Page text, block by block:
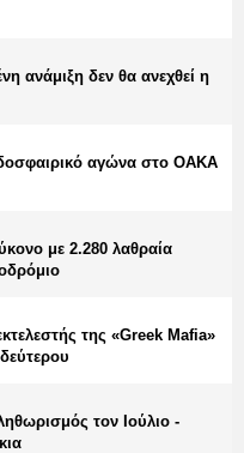
ανάμιξη δεν θα ανεχθεί η
αγώνα στο ΟΑΚΑ
με 2.280 λαθραία
της «Greek Mafia»
τον Ιούλιο -